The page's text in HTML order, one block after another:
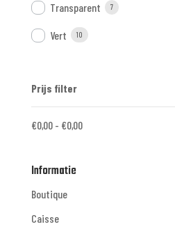
Transparent 7
Vert 10
Prijs filter
€0,00- €0,00
Informatie
Boutique
Caisse